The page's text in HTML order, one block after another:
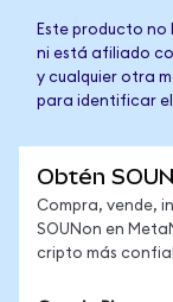
Este producto
ni está afiliado
y cualquier otra
para identificar
Obtén
Compra, vende,
SOUNon en
cripto más